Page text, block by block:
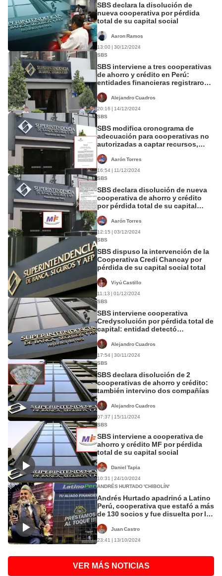
SBS declara la disolución de
nueva cooperativa por pérdida
total de su capital social
Aaron Ramos
13:00 | 30/12/2024
SBS
SBS interviene a tres cooperativas
de ahorro y crédito en Perú:
entidades financieras registraron
Alejandro Cuadros
20:16 | 14/12/2024
SBS
SBS modifica cronograma de
adecuación para cooperativas no
autorizadas a captar recursos,
Aarón Torres
16:54 | 11/12/2024
SBS
SBS declara disolución de nueva
cooperativa de ahorro y crédito
por pérdida total de su capital
Aarón Torres
12:15 | 03/12/2024
SBS
SBS dispuso la intervención de la
Cooperativa Credi Chancay por
pérdida de su capital social total
Viyú Castillo
11:13 | 01/12/2024
SBS
SBS interviene cooperativa
Credysolución por pérdida total de
capital: entidad detectó
Alejandro Cuadros
17:54 | 30/11/2024
SBS
SBS declara disolución de 2
cooperativas de ahorro y crédito:
también intervino dos compañías
Alejandro Cuadros
07:37 | 15/11/2024
SBS
SBS interviene a cooperativa de
ahorro y crédito MF por pérdida
total de su capital social
Daniel Tapia
10:31 | 24/10/2024
ANDRÉS HURTADO 'CHIBOLÍN'
Andrés Hurtado apadrinó a Latino
Perú, cooperativa que estafó a más
de 130 socios y fue disuelta por la
Juan Castro
23:41 | 13/10/2024
VER MÁS NOTICIAS